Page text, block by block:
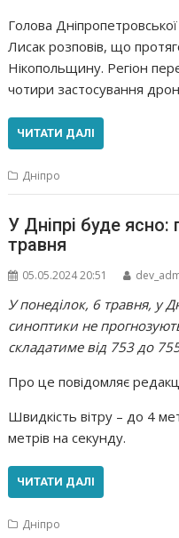
Голова Дніпропетровської
Лисак розповів, що
Нікопольщину. Регіон
чотири застосування
ЧИТАТИ ДАЛІ
Дніпро
У Дніпрі буде ясно:
травня
05.05.2024 20:51
У понеділок, 6 травня, у
синоптики не
складатиме від 753 до
Про це повідомляє
Швидкість вітру – до 4
метрів на секунду.
ЧИТАТИ ДАЛІ
Дніпро